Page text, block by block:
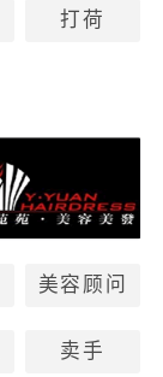
打荷
美容顾问
卖手